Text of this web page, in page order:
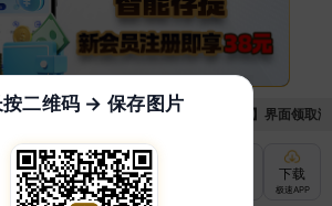
新增优惠系统，现在可以前往【福利中心】界面领取
充值
快速到账
下载
极速APP
按二维码 → 保存图片